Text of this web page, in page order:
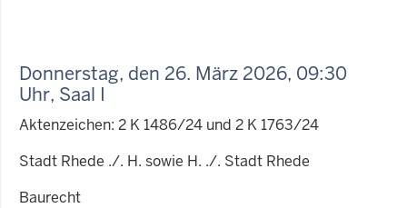
Donnerstag, den 26. März 2026, 09:30
Uhr, Saal I
Aktenzeichen: 2 K 1486/24 und 2 K 1763/24
Stadt Rhede ./. H. sowie H. ./. Stadt Rhede
Baurecht